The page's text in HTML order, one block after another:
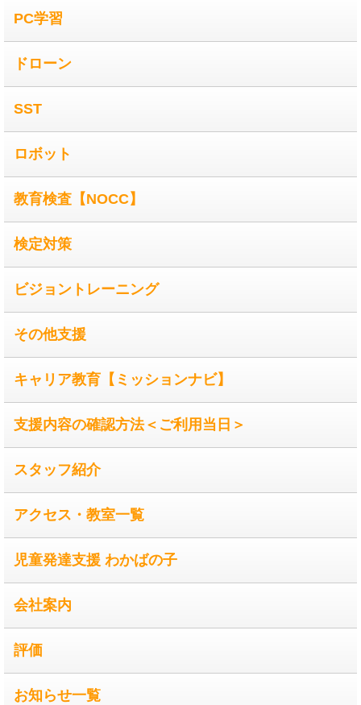
PC学習
ドローン
SST
ロボット
教育検査【NOCC】
検定対策
ビジョントレーニング
その他支援
キャリア教育【ミッションナビ】
支援内容の確認方法＜ご利用当日＞
スタッフ紹介
アクセス・教室一覧
児童発達支援 わかばの子
会社案内
評価
お知らせ一覧